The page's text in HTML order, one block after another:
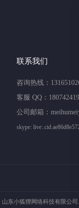
联系我们
咨询热线：
客服 QQ：
公司邮箱：
skype:
山东小狐狸网络科技有限公司